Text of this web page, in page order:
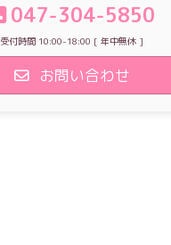
047-304-5850
受付時間 10:00-18:00 [ 年中無休 ]
お問い合わせ